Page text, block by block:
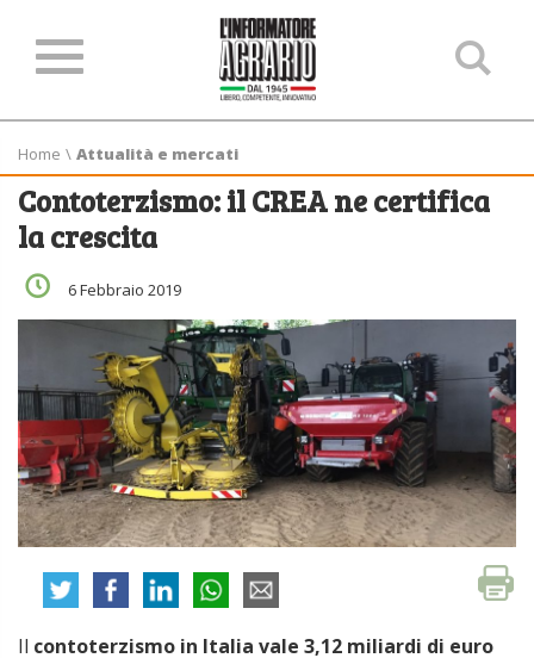
Home \ Attualità e mercati
Contoterzismo: il CREA ne certifica
la crescita
6 Febbraio 2019
Il contoterzismo in Italia vale 3,12 miliardi di euro